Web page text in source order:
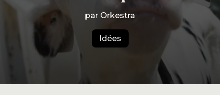
Carrière
Expérience
À propos
par Orkestra
Idées